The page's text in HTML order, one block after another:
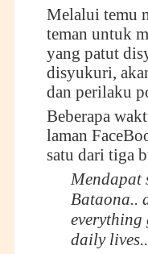
Melalui temu
teman untuk
yang patut
disyukuri,
dan perilaku
Beberapa
laman
satu dari tiga
Mendapat
Bataona..
daily